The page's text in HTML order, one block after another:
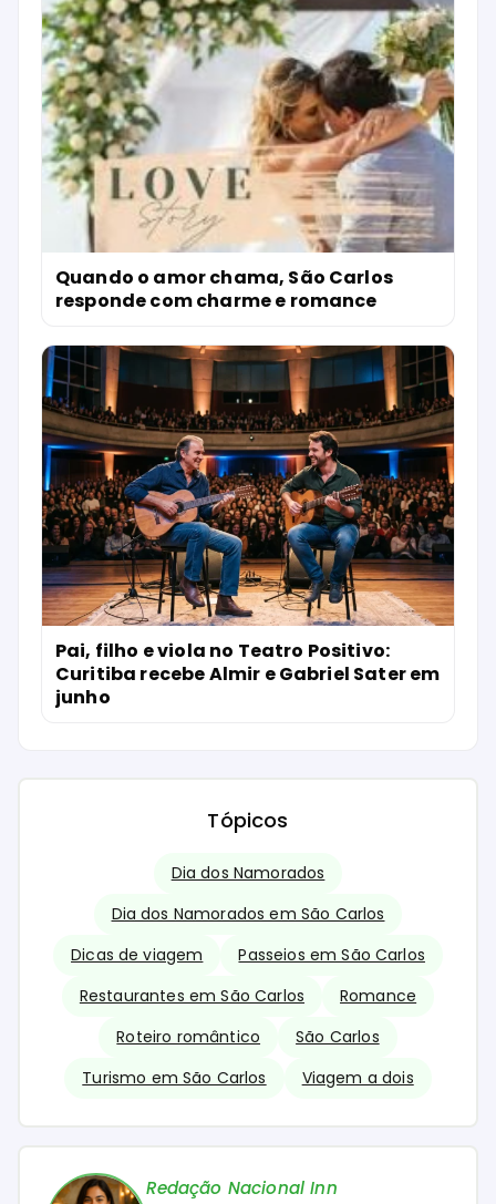
Quando o amor chama, São Carlos
responde com charme e romance
Pai, filho e viola no Teatro Positivo:
Curitiba recebe Almir e Gabriel Sater em
junho
Tópicos
Dia dos Namorados
Dia dos Namorados em São Carlos
Dicas de viagem
Passeios em São Carlos
Restaurantes em São Carlos
Romance
Roteiro romântico
São Carlos
Turismo em São Carlos
Viagem a dois
Redação Nacional Inn